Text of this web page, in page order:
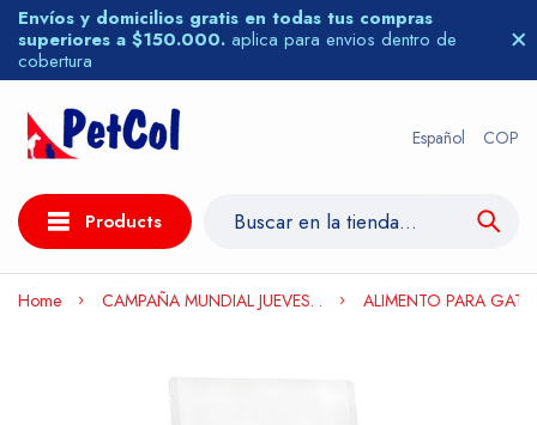
Envíos y domicilios gratis en todas tus compras
superiores a $150.000. aplica para envios dentro de
cobertura
Español COP
Products
Home CAMPAÑA MUNDIAL JUEVES. . ALIMENTO PARA